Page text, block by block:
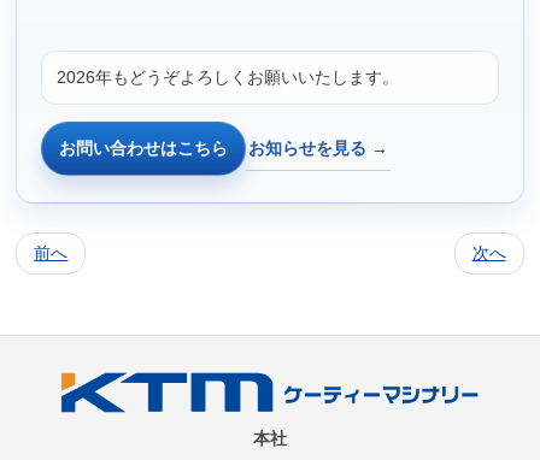
2026年もどうぞよろしくお願いいたします。
お問い合わせはこちら お知らせを見る →
前へ 次へ
本社